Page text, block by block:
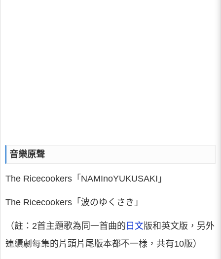
音樂原聲
The Ricecookers「NAMInoYUKUSAKI」
The Ricecookers「波のゆくさき」
（註：2首主題歌為同一首曲的 日文版和英文版，另外
連續劇每集的片頭片尾版本都不一樣，共有10版）